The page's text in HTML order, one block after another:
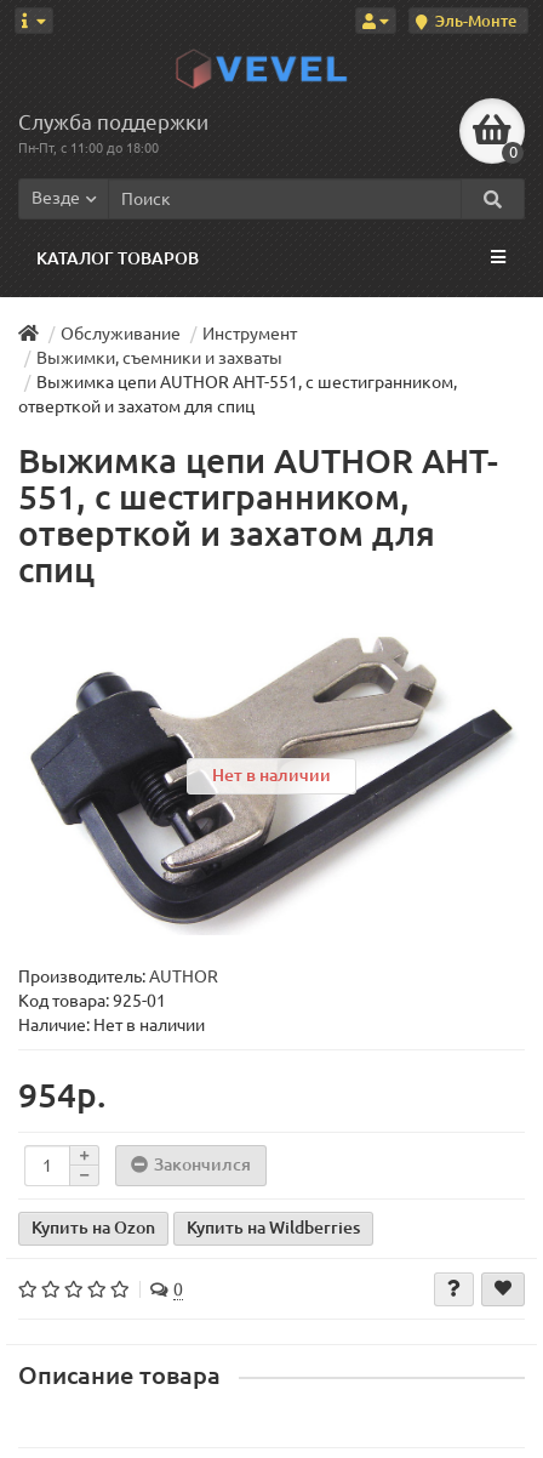
Эль-Монте
Служба поддержки
Пн-Пт, с 11:00 до 18:00 0
Везде
КАТАЛОГ ТОВАРОВ
Обслуживание
Инструмент
Выжимки, съемники и захваты
Выжимка цепи AUTHOR AHT-551, с шестигранником,
отверткой и захатом для спиц
Выжимка цепи AUTHOR AHT-
551, с шестигранником,
отверткой и захатом для
спиц
Нет в наличии
Производитель:AUTHOR
Код товара:925-01
Наличие: Нет в наличии
954р.
Закончился
Купить на Ozon Купить на Wildberries
0
Описание товара